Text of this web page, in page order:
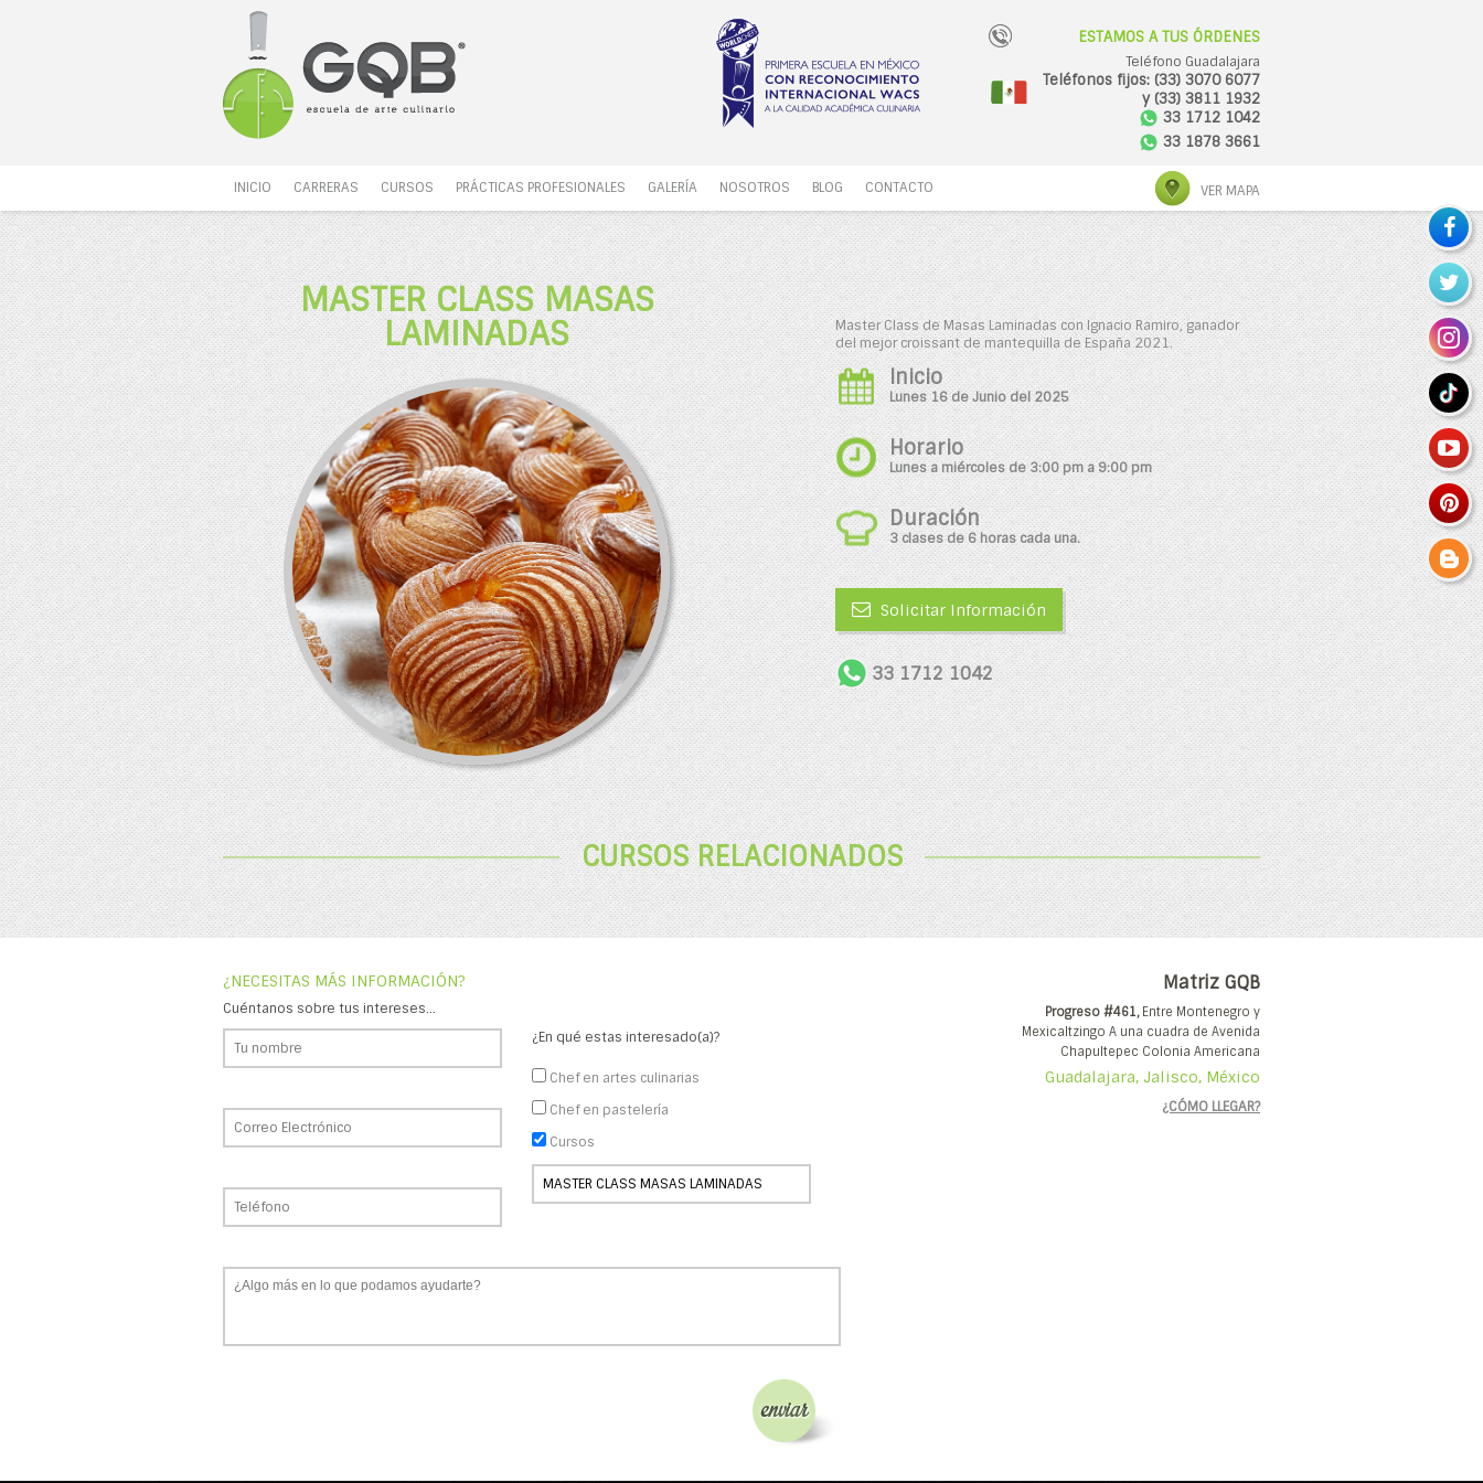
ESTAMOS A TUS ÓRDENES
Teléfono Guadalajara
Teléfonos fijos: (33) 3070 6077
y (33) 3811 1932
33 1712 1042
33 1878 3661
INICIO CARRERAS CURSOS PRÁCTICAS PROFESIONALES GALERÍA NOSOTROS BLOG CONTACTO VER MAPA
MASTER CLASS MASAS
LAMINADAS
Master Class de Masas Laminadas con Ignacio Ramiro, ganador
del mejor croissant de mantequilla de España 2021.
Inicio
Lunes 16 de Junio del 2025
Horario
Lunes a miércoles de 3:00 pm a 9:00 pm
Duración
3 clases de 6 horas cada una.
Solicitar Información
33 1712 1042
CURSOS RELACIONADOS
¿NECESITAS MÁS INFORMACIÓN?
Cuéntanos sobre tus intereses...
¿En qué estas interesado(a)?
Chef en artes culinarias
Chef en pastelería
Cursos
Matriz GQB
Progreso #461, Entre Montenegro y
Mexicaltzingo A una cuadra de Avenida
Chapultepec Colonia Americana
Guadalajara, Jalisco, México
¿CÓMO LLEGAR?